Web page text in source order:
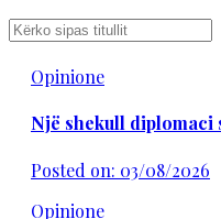
Opinione
Një shekull diplomaci
Posted on: 03/08/2026
Opinione